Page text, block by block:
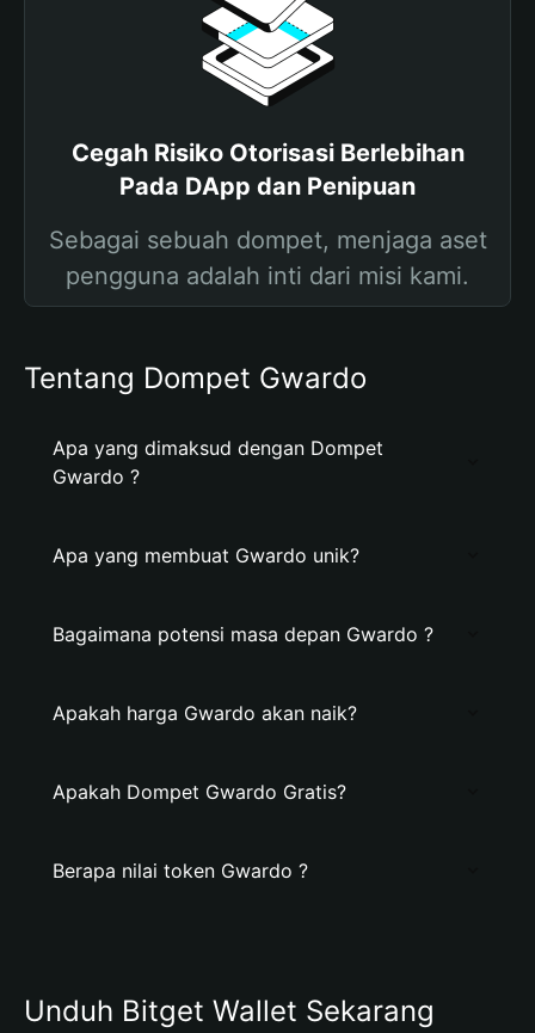
Cegah Risiko Otorisasi Berlebihan
Pada DApp dan Penipuan
Sebagai sebuah dompet, menjaga aset
pengguna adalah inti dari misi kami.
Tentang Dompet Gwardo
Apa yang dimaksud dengan Dompet
Gwardo ?
Apa yang membuat Gwardo unik?
Bagaimana potensi masa depan Gwardo ?
Apakah harga Gwardo akan naik?
Apakah Dompet Gwardo Gratis?
Berapa nilai token Gwardo ?
Unduh Bitget Wallet Sekarang